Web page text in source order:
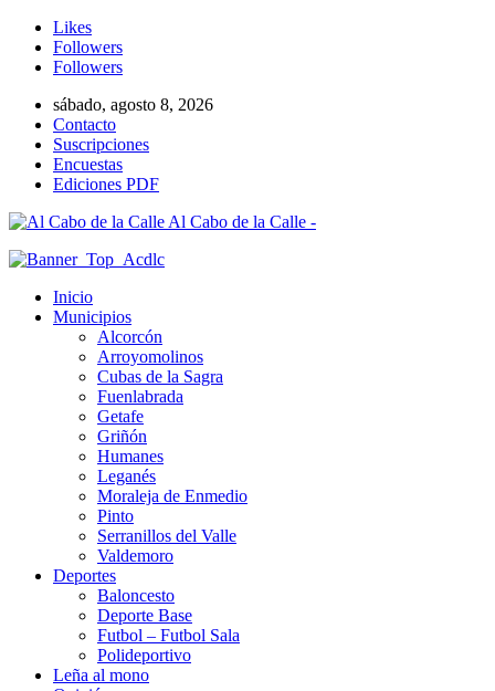
Likes
Followers
Followers
sábado, agosto 8, 2026
Contacto
Suscripciones
Encuestas
Ediciones PDF
Al Cabo de la Calle -
Inicio
Municipios
Alcorcón
Arroyomolinos
Cubas de la Sagra
Fuenlabrada
Getafe
Griñón
Humanes
Leganés
Moraleja de Enmedio
Pinto
Serranillos del Valle
Valdemoro
Deportes
Baloncesto
Deporte Base
Futbol – Futbol Sala
Polideportivo
Leña al mono